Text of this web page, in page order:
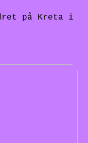
på Kreta i